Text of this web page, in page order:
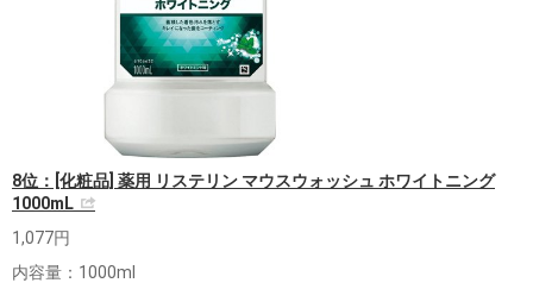
8位：[化粧品] 薬用 リステリン マウスウォッシュ ホワイトニング
1000mL
1,077円
内容量：1000ml